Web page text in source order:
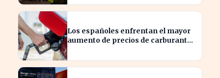
Los españoles enfrentan el mayor
aumento de precios de carburantes